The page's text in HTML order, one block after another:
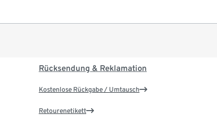
Rücksendung & Reklamation
Kostenlose Rückgabe / Umtausch
Retourenetikett